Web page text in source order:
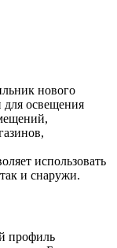
нового
для освещения
использовать
и снаружи.
профиль